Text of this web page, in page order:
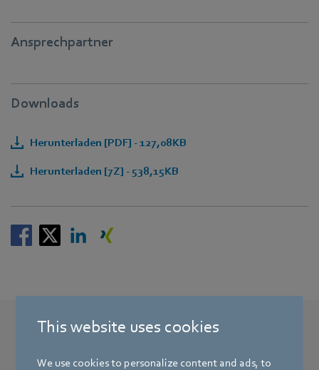
This website uses cookies
We use cookies to personalize content and ads, to
Ansprechpartner
Downloads
Herunterladen [PDF] - 127,08KB
Herunterladen [7Z] - 538,15KB
Das könnte Sie auch interessieren